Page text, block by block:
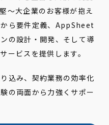
〜大企業のお客様が抱え
ら要件定義、AppSheet
の設計・開発、そして導
ービスを提供します。
込み、契約業務の効率化
の両面から力強くサポー